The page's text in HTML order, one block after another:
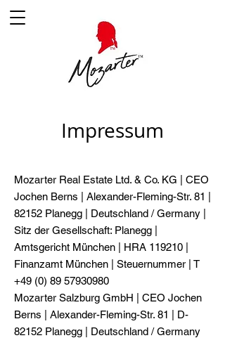
Impressum
Mozarter Real Estate Ltd. & Co. KG | CEO
Jochen Berns | Alexander-Fleming-Str. 81 |
82152 Planegg | Deutschland / Germany |
Sitz der Gesellschaft: Planegg |
Amtsgericht München | HRA 119210 |
Finanzamt München | Steuernummer | T
+49 (0) 89 57930980
Mozarter Salzburg GmbH | CEO Jochen
Berns | Alexander-Fleming-Str. 81 | D-
82152 Planegg | Deutschland / Germany